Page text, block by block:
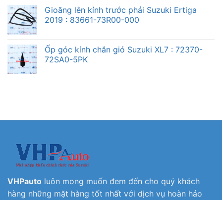
Gioăng lên kính trước phải Suzuki Ertiga
2019 : 83661-73R00-000
Ốp góc kính chắn gió Suzuki XL7 : 72370-
72SA0-5PK
VHPauto luôn mong muốn đem đến cho quý khách
hàng những mặt hàng tốt nhất với dịch vụ hoàn hảo